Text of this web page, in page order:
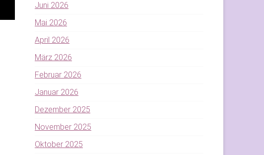
Juni 2026
Mai 2026
April 2026
März 2026
Februar 2026
Januar 2026
Dezember 2025
November 2025
Oktober 2025